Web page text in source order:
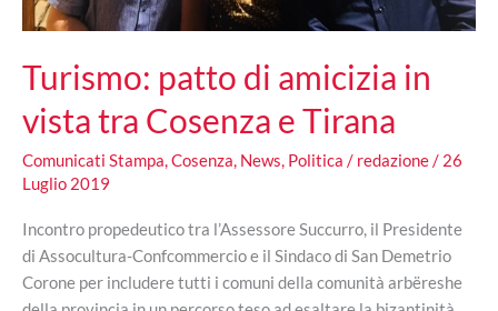
Turismo: patto di amicizia in
vista tra Cosenza e Tirana
Comunicati Stampa,Cosenza, News, Politica / redazione/ 26
Luglio 2019
Incontro propedeutico tra l’Assessore Succurro, il Presidente
di Assocultura-Confcommercio e il Sindaco di San Demetrio
Corone per includere tutti i comuni della comunità arbëreshe